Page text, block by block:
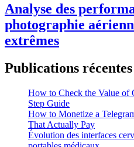
Analyse des
photographie
extrêmes
Publications récentes
How to Check the Value of
Step Guide
How to Monetize a
That Actually Pay
Évolution des interfaces